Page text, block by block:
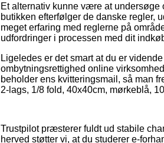
Et alternativ kunne være at
butikken efterfølger de danske regler,
meget erfaring med reglerne på
udfordringer i processen med dit
Ligeledes er det smart at du er
ombytningsrettighed online
beholder ens kvitteringsmail, så man
2-lags, 1/8 fold, 40x40cm, mørkeblå,
Trustpilot præsterer fuldt ud stabile
herved støtter vi, at du studerer e-